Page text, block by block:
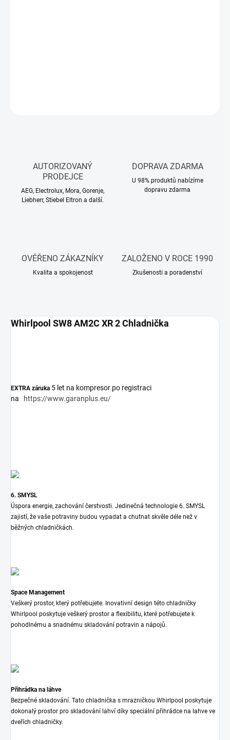
AUTORIZOVANÝ
PRODEJCE
AEG, Electrolux, Mora, Gorenje,
Liebherr, Stiebel Eltron a další.
DOPRAVA ZDARMA
U 98% produktů nabízíme
dopravu zdarma
OVĚŘENO ZÁKAZNÍKY
Kvalita a spokojenost
ZALOŽENO V ROCE 1990
Zkušenosti a poradenství
Whirlpool SW8 AM2C XR 2 Chladnička
EXTRA záruka 5 let na kompresor po registraci
na
https://www.garanplus.eu/
6. SMYSL
Úspora energie, zachování čerstvosti. Jedinečná technologie 6. SMYSL
zajistí, že vaše potraviny budou vypadat a chutnat skvěle déle než v
běžných chladničkách.
Space Management
Veškerý prostor, který potřebujete. Inovativní design této chladničky
Whirlpool poskytuje veškerý prostor a flexibilitu, které potřebujete k
pohodlnému a snadnému skladování potravin a nápojů.
Přihrádka na láhve
Bezpečné skladování. Tato chladnička s mrazničkou Whirlpool poskytuje
dokonalý prostor pro skladování lahví díky speciální přihrádce na lahve ve
dveřích chladničky.